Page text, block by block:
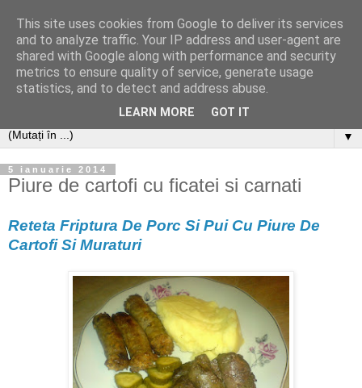
▼
5 ianuarie 2014
Piure de cartofi cu ficatei si carnati
Reteta Friptura De Porc Si Pui Cu Piure De
Cartofi Si Muraturi
This site uses cookies from Google to deliver its services
and to analyze traffic. Your IP address and user-agent are
shared with Google along with performance and security
metrics to ensure quality of service, generate usage
statistics, and to detect and address abuse.
LEARN MORE GOT IT